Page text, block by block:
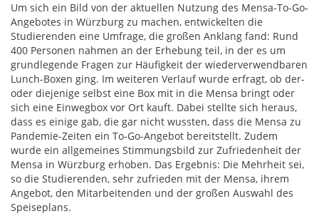
Um sich ein Bild von der aktuellen Nutzung des Mensa-To-Go-
Angebotes in Würzburg zu machen, entwickelten die
Studierenden eine Umfrage, die großen Anklang fand: Rund
400 Personen nahmen an der Erhebung teil, in der es um
grundlegende Fragen zur Häufigkeit der wiederverwendbaren
Lunch-Boxen ging. Im weiteren Verlauf wurde erfragt, ob der-
oder diejenige selbst eine Box mit in die Mensa bringt oder
sich eine Einwegbox vor Ort kauft. Dabei stellte sich heraus,
dass es einige gab, die gar nicht wussten, dass die Mensa zu
Pandemie-Zeiten ein To-Go-Angebot bereitstellt. Zudem
wurde ein allgemeines Stimmungsbild zur Zufriedenheit der
Mensa in Würzburg erhoben. Das Ergebnis: Die Mehrheit sei,
so die Studierenden, sehr zufrieden mit der Mensa, ihrem
Angebot, den Mitarbeitenden und der großen Auswahl des
Speiseplans.